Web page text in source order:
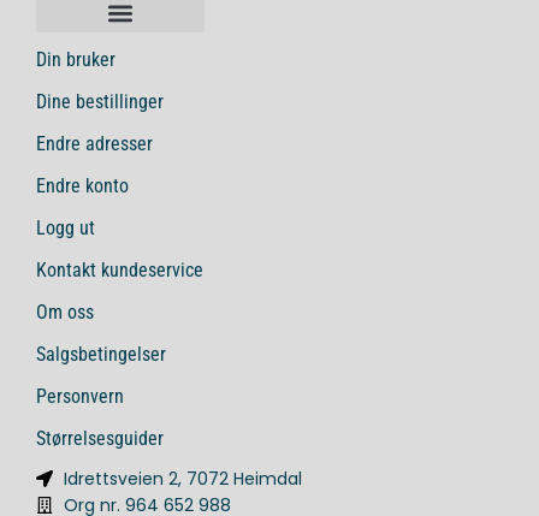
Din bruker
Dine bestillinger
Endre adresser
Endre konto
Logg ut
Kontakt kundeservice
Om oss
Salgsbetingelser
Personvern
Størrelsesguider
Idrettsveien 2, 7072 Heimdal
Org nr. 964 652 988